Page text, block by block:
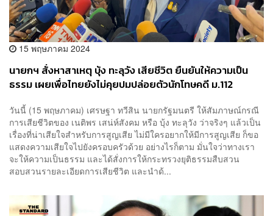
15 พฤษภาคม 2024
นายกฯ สั่งหาสาเหตุ บุ้ง ทะลุวัง เสียชีวิต ยืนยันให้ความเป็น
ธรรม เผยเพื่อไทยยังไม่คุยปมปล่อยตัวนักโทษคดี ม.112
วันนี้ (15 พฤษภาคม) เศรษฐา ทวีสิน นายกรัฐมนตรี ให้สัมภาษณ์กรณี
การเสียชีวิตของ เนติพร เสน่ห์สังคม หรือ บุ้ง ทะลุวัง ว่าจริงๆ แล้วเป็น
เรื่องที่น่าเสียใจสำหรับการสูญเสีย ไม่มีใครอยากให้มีการสูญเสีย ก็ขอ
แสดงความเสียใจไปยังครอบครัวด้วย อย่างไรก็ตาม มั่นใจว่าทางเรา
จะให้ความเป็นธรรม และได้สั่งการให้กระทรวงยุติธรรมสืบสวน
สอบสวนรายละเอียดการเสียชีวิต และนำด้...